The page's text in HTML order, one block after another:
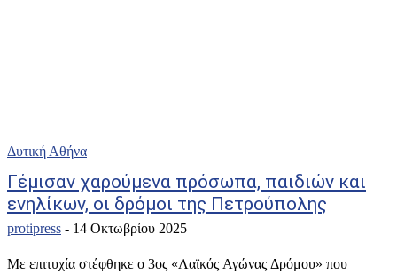
Δυτική Αθήνα
Γέμισαν χαρούμενα πρόσωπα, παιδιών και
ενηλίκων, οι δρόμοι της Πετρούπολης
protipress - 14 Οκτωβρίου 2025
Με επιτυχία στέφθηκε ο 3ος «Λαϊκός Αγώνας Δρόμου» που